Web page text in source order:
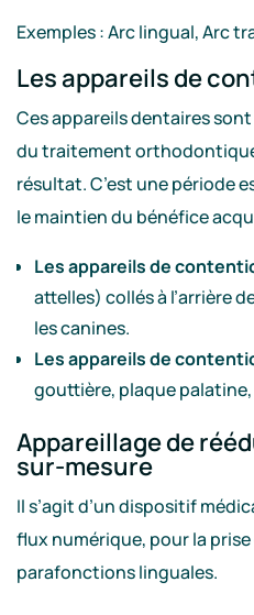
Exemples : Arc lingual, Arc
Les appareils de
Ces appareils dentaires
du traitement
résultat. C’est une période
le maintien du bénéfice
Les appareils de
attelles) collés à l’arrière
les canines.
Les appareils de
gouttière, plaque palatine,
Appareillage de
sur-mesure
Il s’agit d’un dispositif
flux numérique, pour la
parafonctions linguales.